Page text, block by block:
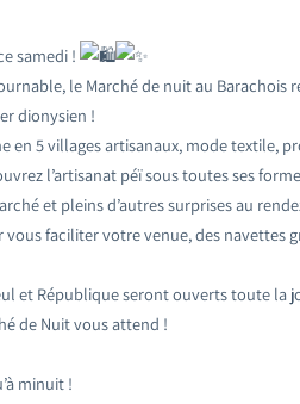
samedi !
le Marché de nuit au
dionysien !
en 5 villages artisanaux, mode textile,
l’artisanat péï sous toutes ses
et pleins d’autres surprises au
faciliter votre venue, des navettes
et République seront ouverts toute la
de Nuit vous attend !
minuit !